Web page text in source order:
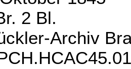
2 Bl.
Archiv